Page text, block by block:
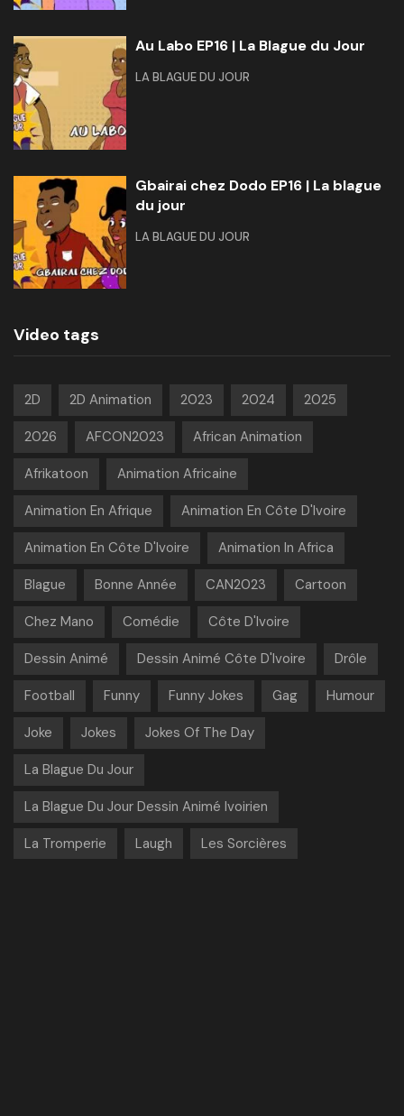
Au Labo EP16 | La Blague du Jour
LA BLAGUE DU JOUR
Gbairai chez Dodo EP16 | La blague
du jour
LA BLAGUE DU JOUR
Video tags
2D 2D Animation 2023 2024 2025
2026 AFCON2023 African Animation
Afrikatoon Animation Africaine
Animation En Afrique Animation En Côte D'Ivoire
Animation En Côte D'Ivoire Animation In Africa
Blague Bonne Année CAN2023 Cartoon
Chez Mano Comédie Côte D'Ivoire
Dessin Animé Dessin Animé Côte D'Ivoire Drôle
Football Funny Funny Jokes Gag Humour
Joke Jokes Jokes Of The Day
La Blague Du Jour
La Blague Du Jour Dessin Animé Ivoirien
La Tromperie Laugh Les Sorcières